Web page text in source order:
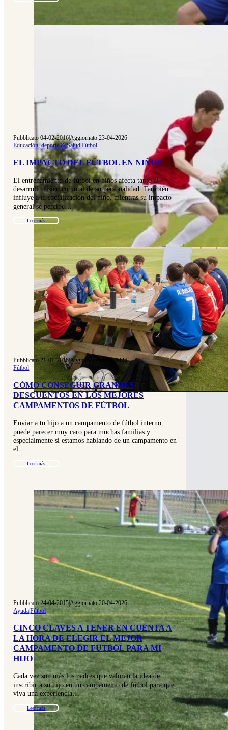
Pubblicato 04-02-2016|Aggiornato 23-04-2026
Educación, deporte & Salud|Fútbol
EL IMPACTO DEL FÚTBOL EN NIÑOS
El entrenamiento de fútbol en niños afecta tanto al
desarrollo físico como al de su personalidad. También
influye a la socialización del niño, mientras su impacto
general se percibe…
Leer más
Pubblicato 21-01-2016|Aggiornato 23-04-2026
Fútbol
CÓMO CONSEGUIR GRANDES
DESCUENTOS EN LOS MEJORES
CAMPAMENTOS DE FÚTBOL
Enviar a tu hijo a un campamento de fútbol interno
puede parecer muy caro para muchas familias y
especialmente si estamos hablando de un campamento en
el…
Leer más
Pubblicato 24-04-2015|Aggiornato 20-04-2026
Ayuda|Fútbol
CINCO CLAVES A TENER EN CUENTA A
LA HORA DE ELEGIR EL MEJOR
CAMPAMENTO DE FÚTBOL PARA MI
HIJO
Cada vez son más los padres que valoran la idea de
inscribir a su hijo en un campamento de fútbol para que
viva una experiencia…
Leer más